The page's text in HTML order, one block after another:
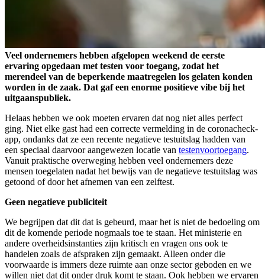
Veel ondernemers hebben afgelopen weekend de eerste
ervaring opgedaan met testen voor toegang, zodat het
merendeel van de beperkende maatregelen los gelaten konden
worden in de zaak. Dat gaf een enorme positieve vibe bij het
uitgaanspubliek.
Helaas hebben we ook moeten ervaren dat nog niet alles perfect
ging. Niet elke gast had een correcte vermelding in de coronacheck-
app, ondanks dat ze een recente negatieve testuitslag hadden van
een speciaal daarvoor aangewezen locatie van testenvoortoegang.
Vanuit praktische overweging hebben veel ondernemers deze
mensen toegelaten nadat het bewijs van de negatieve testuitslag was
getoond of door het afnemen van een zelftest.
Geen negatieve publiciteit
We begrijpen dat dit dat is gebeurd, maar het is niet de bedoeling om
dit de komende periode nogmaals toe te staan. Het ministerie en
andere overheidsinstanties zijn kritisch en vragen ons ook te
handelen zoals de afspraken zijn gemaakt. Alleen onder die
voorwaarde is immers deze ruimte aan onze sector geboden en we
willen niet dat dit onder druk komt te staan. Ook hebben we ervaren